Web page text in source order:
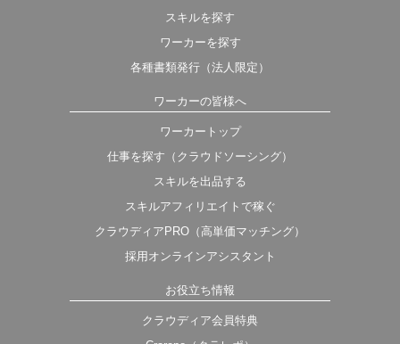
スキルを探す
ワーカーを探す
各種書類発行（法人限定）
ワーカーの皆様へ
ワーカートップ
仕事を探す（クラウドソーシング）
スキルを出品する
スキルアフィリエイトで稼ぐ
クラウディアPRO（高単価マッチング）
採用オンラインアシスタント
お役立ち情報
クラウディア会員特典